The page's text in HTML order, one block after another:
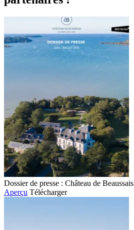
Dossier de presse : Château de Beaussais
Aperçu Télécharger